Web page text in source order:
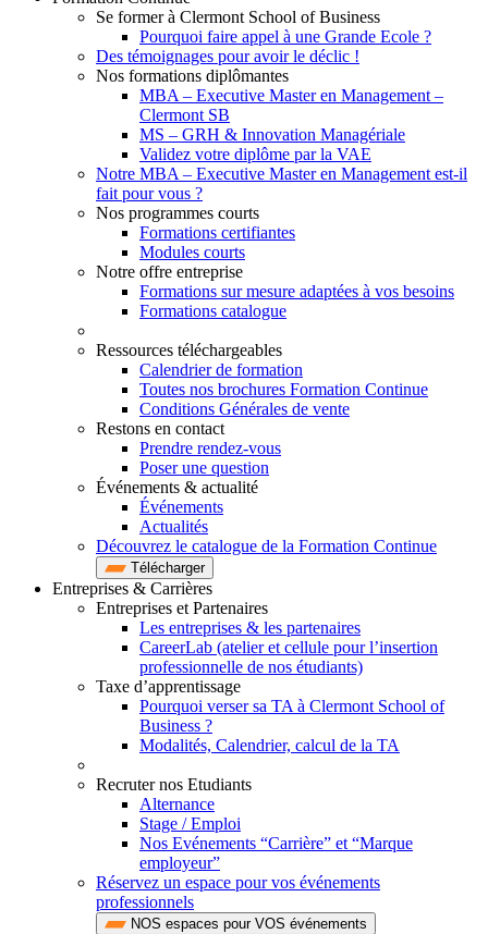
Se former à Clermont School of Business
Pourquoi faire appel à une Grande Ecole ?
Des témoignages pour avoir le déclic !
Nos formations diplômantes
MBA – Executive Master en Management –
Clermont SB
MS – GRH & Innovation Managériale
Validez votre diplôme par la VAE
Notre MBA – Executive Master en Management est-il
fait pour vous ?
Nos programmes courts
Formations certifiantes
Modules courts
Notre offre entreprise
Formations sur mesure adaptées à vos besoins
Formations catalogue
Ressources téléchargeables
Calendrier de formation
Toutes nos brochures Formation Continue
Conditions Générales de vente
Restons en contact
Prendre rendez-vous
Poser une question
Événements & actualité
Événements
Actualités
Découvrez le catalogue de la Formation Continue
Télécharger
Entreprises & Carrières
Entreprises et Partenaires
Les entreprises & les partenaires
CareerLab (atelier et cellule pour l’insertion
professionnelle de nos étudiants)
Taxe d’apprentissage
Pourquoi verser sa TA à Clermont School of
Business ?
Modalités, Calendrier, calcul de la TA
Recruter nos Etudiants
Alternance
Stage / Emploi
Nos Evénements “Carrière” et “Marque
employeur”
Réservez un espace pour vos événements
professionnels
NOS espaces pour VOS événements